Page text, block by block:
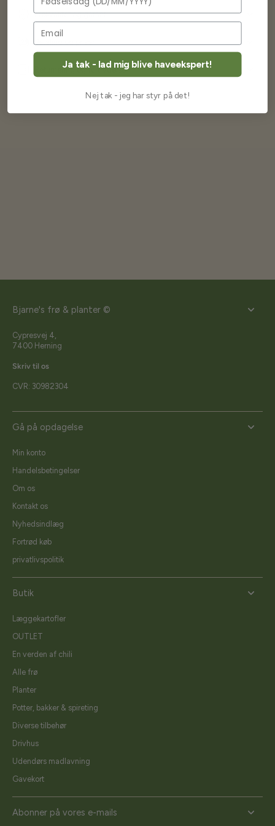
Frøkvalitet og garanti
Returnering og fortrydelse
Bjarne's frø & planter ©
Cypresvej 4,
7400 Herning
Skriv til os
CVR: 30982304
Gå på opdagelse
Min konto
Handelsbetingelser
Om os
Kontakt os
Nyhedsindlæg
Fortrød køb
privatlivspolitik
Butik
Læggekartofler
OUTLET
En verden af chili
Alle frø
Planter
Potter, bakker & spireting
Diverse tilbehør
Drivhus
Udendørs madlavning
Gavekort
Abonner på vores e-mails
Ja tak - lad mig blive haveekspert!
Nej tak - jeg har styr på det!